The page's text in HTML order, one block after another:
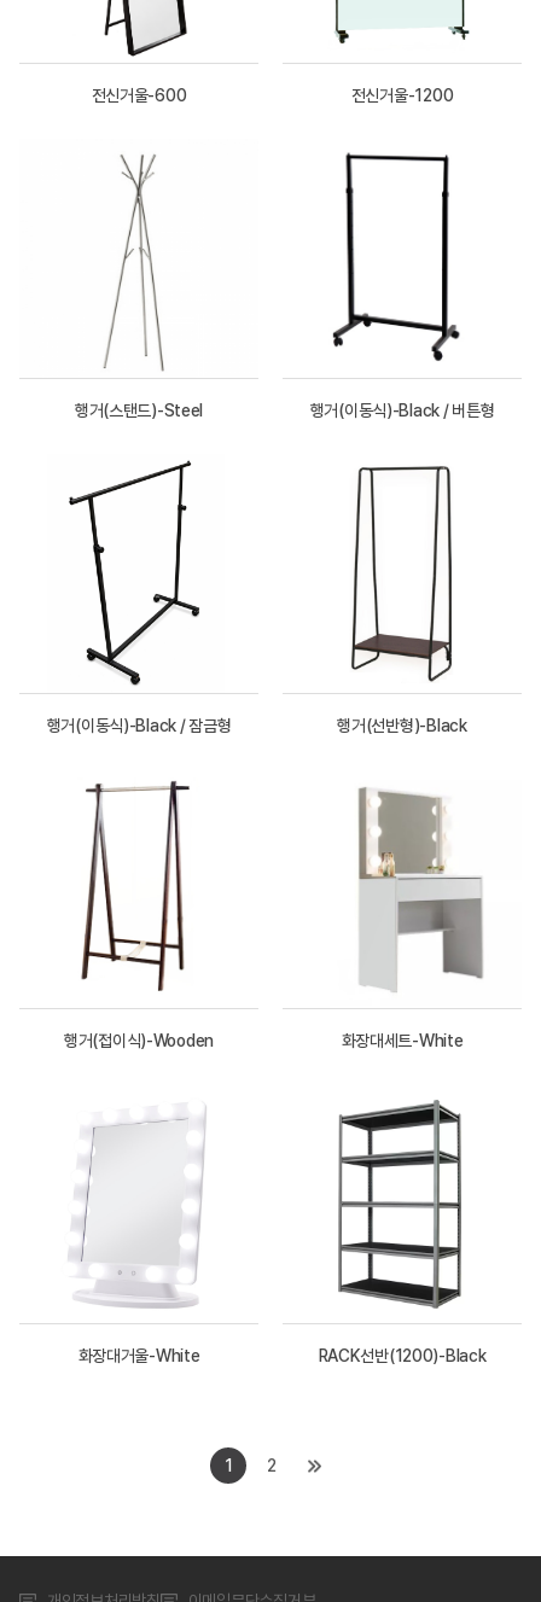
전신거울-600 전신거울-1200
행거(스탠드)-Steel 행거(이동식)-Black / 버튼형
행거(이동식)-Black / 잠금형 행거(선반형)-Black
행거(접이식)-Wooden 화장대세트-White
화장대거울-White RACK선반(1200)-Black
1 2